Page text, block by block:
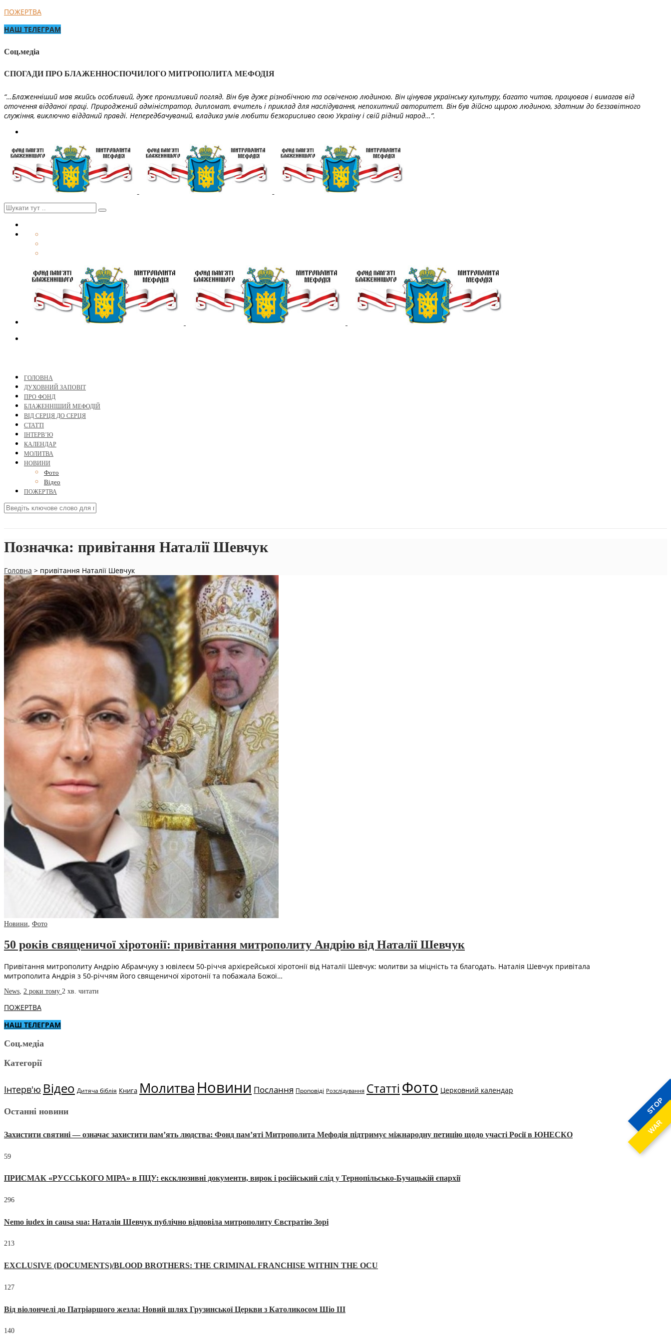
STOP
WAR
ПОЖЕРТВА
НАШ ТЕЛЕГРАМ
Соц.медіа
СПОГАДИ ПРО БЛАЖЕННОСПОЧИЛОГО МИТРОПОЛИТА МЕФОДІЯ
“…Блаженніший мав якийсь особливий, дуже пронизливий погляд. Він був дуже різнобічною та освіченою людиною. Він цінував українську культуру, багато читав, працював і вимагав від
оточення відданої праці. Природжений адміністратор, дипломат, вчитель і приклад для наслідування, непохитний авторитет. Він був дійсно щирою людиною, здатним до беззавітного
служіння, виключно відданий правді. Непередбачуваний, владика умів любити безкорисливо свою Україну і свій рідний народ…”.
ГОЛОВНА
ДУХОВНИЙ ЗАПОВІТ
ПРО ФОНД
БЛАЖЕННІШИЙ МЕФОДІЙ
ВІД СЕРЦЯ ДО СЕРЦЯ
СТАТТІ
ІНТЕРВ’Ю
КАЛЕНДАР
МОЛИТВА
НОВИНИ
Фото
Відео
ПОЖЕРТВА
Позначка: привітання Наталії Шевчук
Головна > привітання Наталії Шевчук
Новини, Фото
50 років священичої хіротонії: привітання митрополиту Андрію від Наталії Шевчук
Привітання митрополиту Андрію Абрамчуку з ювілеєм 50-річчя архієрейської хіротонії від Наталії Шевчук: молитви за міцність та благодать. Наталія Шевчук привітала
митрополита Андрія з 50-річчям його священичої хіротонії та побажала Божої…
News, 2 роки тому 2 хв. читати
ПОЖЕРТВА
НАШ ТЕЛЕГРАМ
Соц.медіа
Категорії
Інтерв'ю Відео Дитяча біблія Книга МолитваНовини Послання Проповіді Розслідування Статті Фото Церковний календар
Останні новини
Захистити святині — означає захистити пам’ять людства: Фонд пам’яті Митрополита Мефодія підтримує міжнародну петицію щодо участі Росії в ЮНЕСКО
59
ПРИСМАК «РУССЬКОГО МІРА» в ПЦУ: ексклюзивні документи, вирок і російський слід у Тернопільсько-Бучацькій єпархії
296
Nemo iudex in causa sua: Наталія Шевчук публічно відповіла митрополиту Євстратію Зорі
213
EXCLUSIVE (DOCUMENTS)/BLOOD BROTHERS: THE CRIMINAL FRANCHISE WITHIN THE OCU
127
Від віолончелі до Патріаршого жезла: Новий шлях Грузинської Церкви з Католикосом Шіо III
140